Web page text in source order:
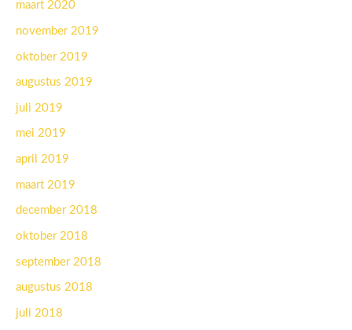
maart 2020
november 2019
oktober 2019
augustus 2019
juli 2019
mei 2019
april 2019
maart 2019
december 2018
oktober 2018
september 2018
augustus 2018
juli 2018